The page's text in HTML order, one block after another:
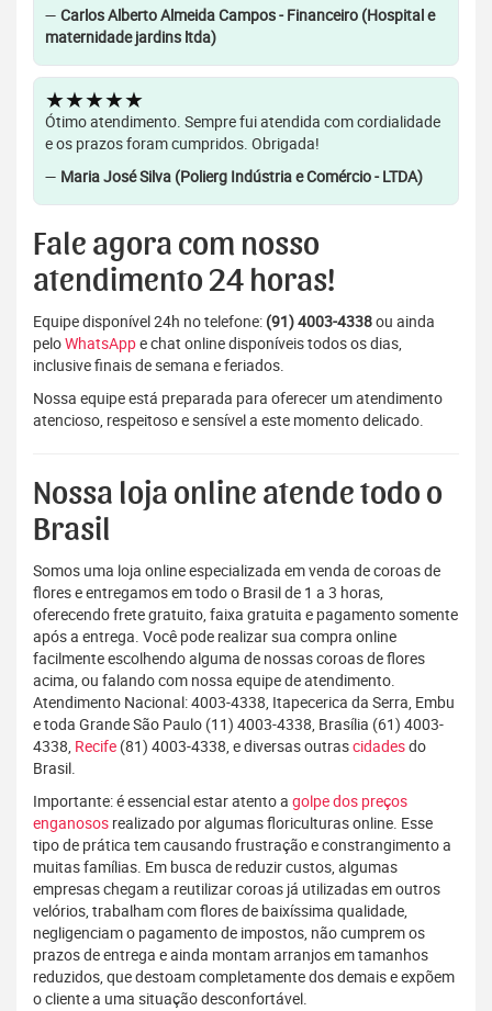
— Carlos Alberto Almeida Campos - Financeiro (Hospital e
maternidade jardins ltda)
★★★★★
Ótimo atendimento. Sempre fui atendida com cordialidade
e os prazos foram cumpridos. Obrigada!
— Maria José Silva (Polierg Indústria e Comércio - LTDA)
Fale agora com nosso
atendimento 24 horas!
Equipe disponível 24h no telefone: (91) 4003-4338ou ainda
peloWhatsAppe chat online disponíveis todos os dias,
inclusive finais de semana e feriados.
Nossa equipe está preparada para oferecer um atendimento
atencioso, respeitoso e sensível a este momento delicado.
Nossa loja online atende todo o
Brasil
Somos uma loja online especializada em venda de coroas de
flores e entregamos em todo o Brasil de 1 a 3 horas,
oferecendo frete gratuito, faixa gratuita e pagamento somente
após a entrega. Você pode realizar sua compra online
facilmente escolhendo alguma de nossas coroas de flores
acima, ou falando com nossa equipe de atendimento.
Atendimento Nacional: 4003-4338, Itapecerica da Serra, Embu
e toda Grande São Paulo (11) 4003-4338, Brasília (61) 4003-
4338, Recife (81) 4003-4338, e diversas outrascidadesdo
Brasil.
Importante: é essencial estar atento a golpe dos preços
enganosos realizado por algumas floriculturas online. Esse
tipo de prática tem causando frustração e constrangimento a
muitas famílias. Em busca de reduzir custos, algumas
empresas chegam a reutilizar coroas já utilizadas em outros
velórios, trabalham com flores de baixíssima qualidade,
negligenciam o pagamento de impostos, não cumprem os
prazos de entrega e ainda montam arranjos em tamanhos
reduzidos, que destoam completamente dos demais e expõem
o cliente a uma situação desconfortável.